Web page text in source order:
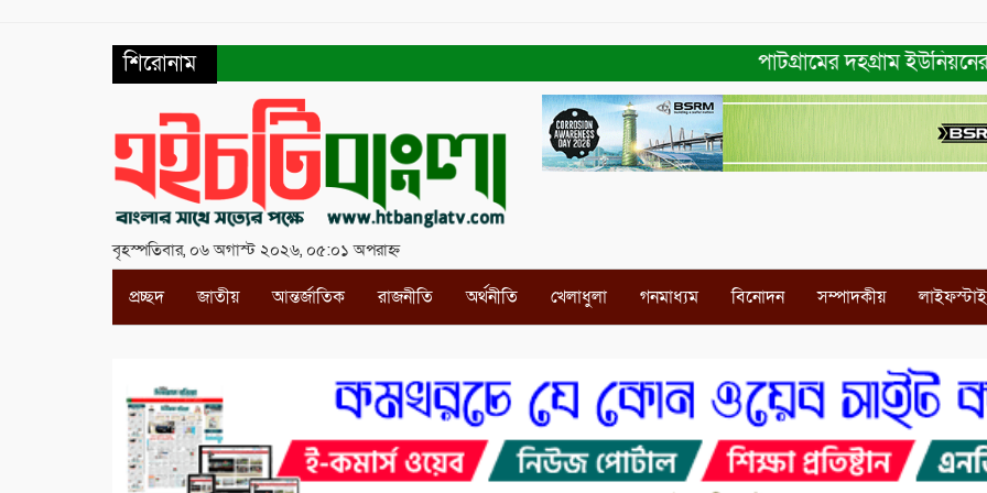
শিরোনাম পাটগ্রামের দহগ্রাম ইউনিয়নের
বৃহস্পতিবার, ০৬ অগাস্ট ২০২৬, ০৫:০১ অপরাহ্ন
প্রচ্ছদ জাতীয় আন্তর্জাতিক রাজনীতি অর্থনীতি খেলাধুলা গনমাধ্যম বিনোদন সম্পাদকীয়